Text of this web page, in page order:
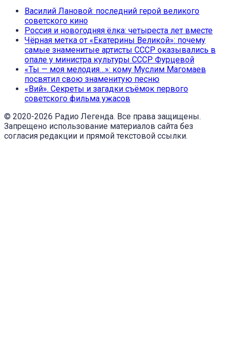
Василий Лановой: последний герой великого
советского кино
Россия и новогодняя ёлка: четыреста лет вместе
Чёрная метка от «Екатерины Великой»: почему
самые знаменитые артисты СССР оказывались в
опале у министра культуры СССР Фурцевой
«Ты — моя мелодия…»: кому Муслим Магомаев
посвятил свою знаменитую песню
«Вий». Секреты и загадки съёмок первого
советского фильма ужасов
© 2020-2026 Радио Легенда. Все права защищены.
Запрещено использование материалов сайта без
согласия редакции и прямой текстовой ссылки.